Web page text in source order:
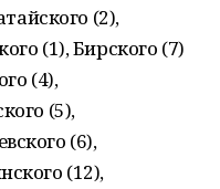
(2),
(1), Бирского (7)
(4),
(5),
(6),
(12),